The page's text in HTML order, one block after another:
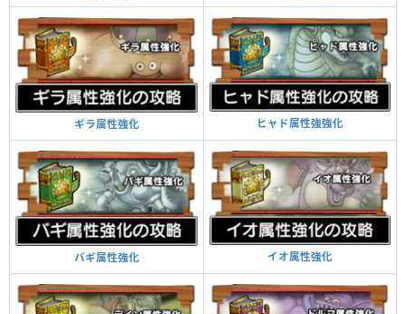
ギラ属性強化 ヒャド属性強強化
バギ属性強化 イオ属性強化